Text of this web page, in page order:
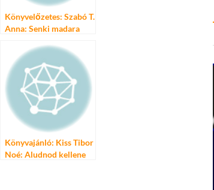
Könyvelőzetes: Szabó T.
Anna: Senki madara
Könyvajánló: Kiss Tibor
Noé: Aludnod kellene